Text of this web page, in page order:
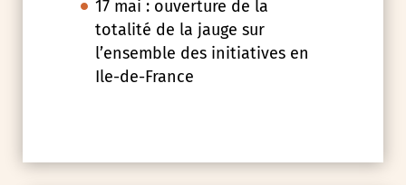
17 mai : ouverture de la
totalité de la jauge sur
l’ensemble des initiatives en
Ile-de-France